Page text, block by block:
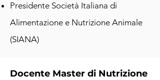
Presidente Società Italiana di
Alimentazione e Nutrizione Animale
(SIANA)
Docente Master di Nutrizione